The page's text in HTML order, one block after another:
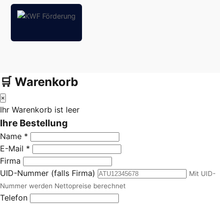
🛒 Warenkorb
×
Ihr Warenkorb ist leer
Ihre Bestellung
Name *
E-Mail *
Firma
UID-Nummer (falls Firma)
Mit UID-
Nummer werden Nettopreise berechnet
Telefon